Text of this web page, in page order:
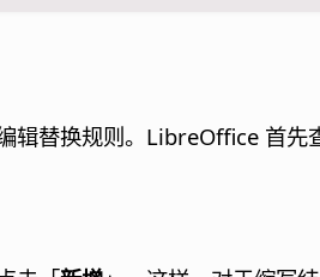
替换规则。 LibreOffice 首先